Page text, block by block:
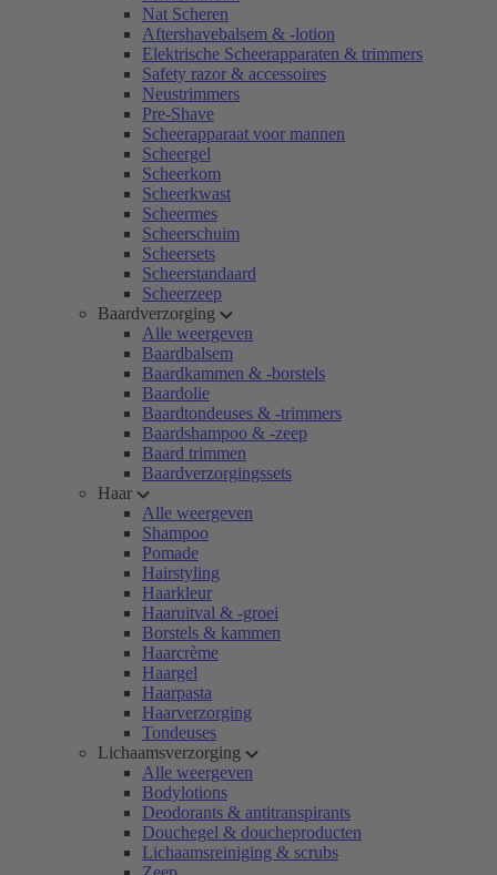
Nat Scheren
Aftershavebalsem & -lotion
Elektrische Scheerapparaten & trimmers
Safety razor & accessoires
Neustrimmers
Pre-Shave
Scheerapparaat voor mannen
Scheergel
Scheerkom
Scheerkwast
Scheermes
Scheerschuim
Scheersets
Scheerstandaard
Scheerzeep
Baardverzorging
Alle weergeven
Baardbalsem
Baardkammen & -borstels
Baardolie
Baardtondeuses & -trimmers
Baardshampoo & -zeep
Baard trimmen
Baardverzorgingssets
Haar
Alle weergeven
Shampoo
Pomade
Hairstyling
Haarkleur
Haaruitval & -groei
Borstels & kammen
Haarcrème
Haargel
Haarpasta
Haarverzorging
Tondeuses
Lichaamsverzorging
Alle weergeven
Bodylotions
Deodorants & antitranspirants
Douchegel & doucheproducten
Lichaamsreiniging & scrubs